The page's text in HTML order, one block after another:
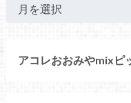
アコレおおみやmixピ